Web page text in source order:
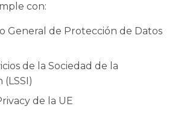
con:
General de Protección de Datos
de la Sociedad de la
de la UE